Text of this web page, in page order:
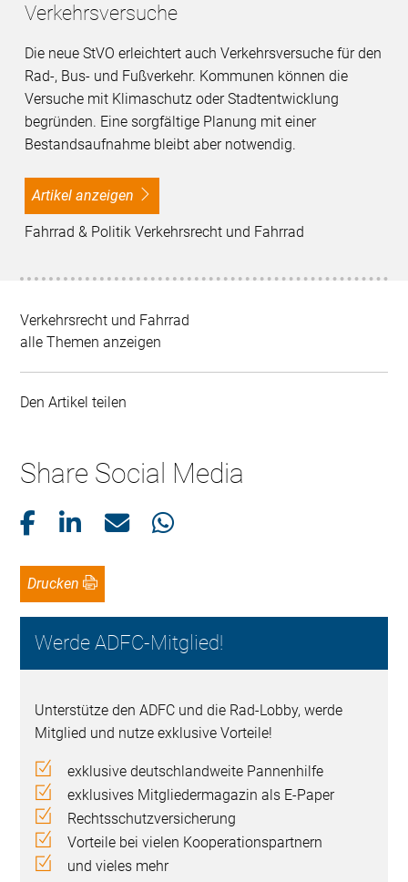
Verkehrsversuche
Die neue StVO erleichtert auch Verkehrsversuche für den
Rad-, Bus- und Fußverkehr. Kommunen können die
Versuche mit Klimaschutz oder Stadtentwicklung
begründen. Eine sorgfältige Planung mit einer
Bestandsaufnahme bleibt aber notwendig.
Artikel anzeigen
Fahrrad & Politik Verkehrsrecht und Fahrrad
Verkehrsrecht und Fahrrad
alle Themen anzeigen
Den Artikel teilen
Share Social Media
Drucken
Werde ADFC-Mitglied!
Unterstütze den ADFC und die Rad-Lobby, werde
Mitglied und nutze exklusive Vorteile!
exklusive deutschlandweite Pannenhilfe
exklusives Mitgliedermagazin als E-Paper
Rechtsschutzversicherung
Vorteile bei vielen Kooperationspartnern
und vieles mehr